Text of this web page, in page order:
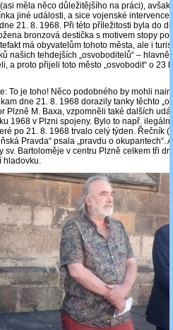
měla něco důležitějšího na práci), avšak
jiné události, a sice vojenské intervence
21. 8. 1968. Při této příležitosti byla do
bronzová destička s motivem stopy po
má obyvatelům tohoto města, ale i
našich tehdejších „osvoboditelů“ – hlavně
a proto přijeli toto město „osvobodit“ o 23
To je toho! Něco podobného by mohli
dne 21. 8. 1968 dorazily tanky těchto
Plzně M. Baxa, vzpomněli také dalších
1968 v Plzni spojeny. Bylo to např.
po 21. 8. 1968 trvalo celý týden. Řečník
Pravda“ psala „pravdu o okupantech“.
sv. Bartoloměje v centru Plzně celkem tři
hladovku.